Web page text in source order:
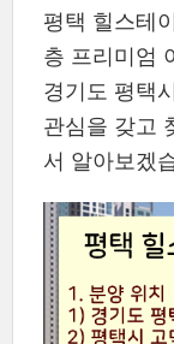
평택 힐스테
층 프리미엄
경기도 평택
관심을 갖고
서 알아보겠